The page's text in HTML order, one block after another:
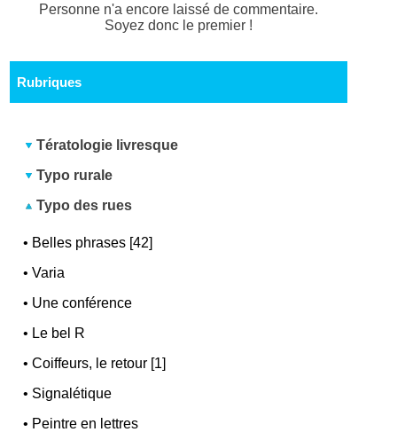
Personne n'a encore laissé de commentaire.
Soyez donc le premier !
Rubriques
Tératologie livresque
Typo rurale
Typo des rues
• Belles phrases [42]
•Varia
• Une conférence
• Le bel R
•Coiffeurs, le retour [1]
• Signalétique
• Peintre en lettres